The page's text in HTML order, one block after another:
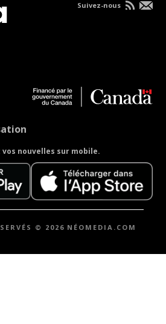
vos nouvelles sur mobile.
Suivez-nous
© 2026 NÉOMEDIA.COM